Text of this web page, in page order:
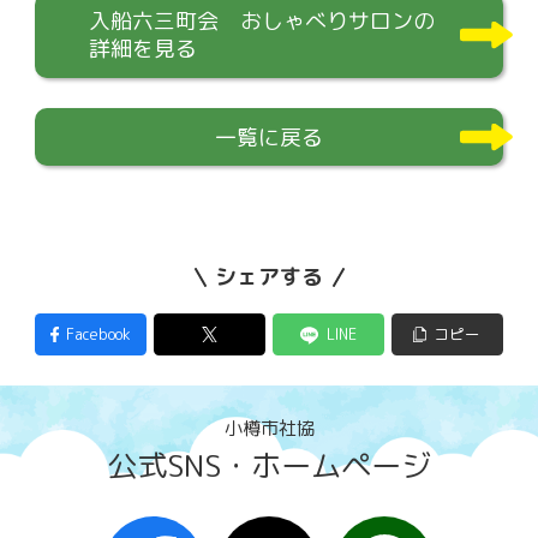
入船六三町会 おしゃべりサロンの
詳細を見る
一覧に戻る
シェアする
Facebook LINE コピー
小樽市社協
公式SNS・ホームページ